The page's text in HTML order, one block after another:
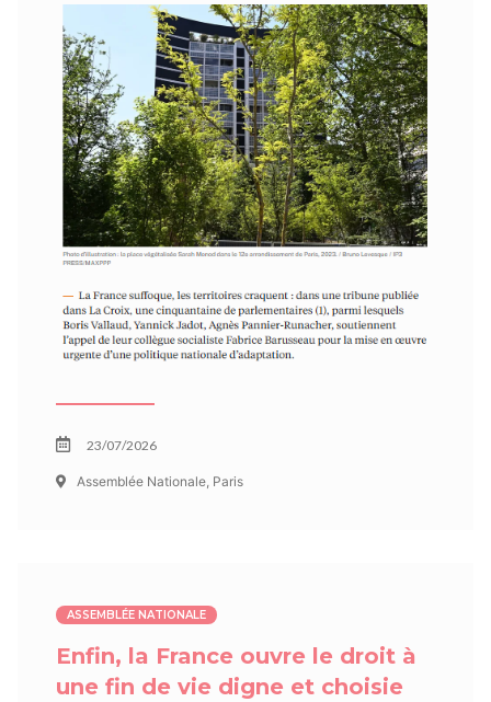
23/07/2026
Assemblée Nationale, Paris
ASSEMBLÉE NATIONALE
Enfin, la France ouvre le droit à
une fin de vie digne et choisie